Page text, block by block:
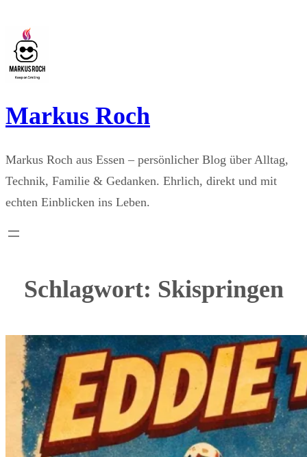
Inhalt
springen
Markus Roch
Markus Roch aus Essen – persönlicher Blog über Alltag,
Technik, Familie & Gedanken. Ehrlich, direkt und mit
echten Einblicken ins Leben.
Schlagwort: Skispringen